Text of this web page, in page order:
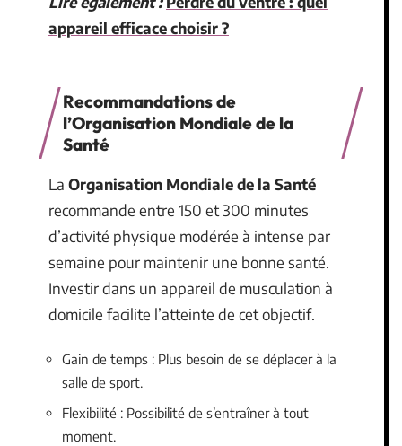
appareil efficace choisir ?
Recommandations de
l’Organisation Mondiale de la
Santé
La Organisation Mondiale de la Santé
recommande entre 150 et 300 minutes
d’activité physique modérée à intense par
semaine pour maintenir une bonne santé.
Investir dans un appareil de musculation à
domicile facilite l’atteinte de cet objectif.
Gain de temps : Plus besoin de se déplacer à la
salle de sport.
Flexibilité : Possibilité de s’entraîner à tout
moment.